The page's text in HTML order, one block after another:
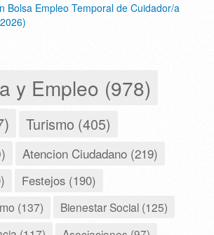
Bolsa Empleo Temporal de Cuidador/a
y Empleo (978)
Turismo (405)
Atencion Ciudadano (219)
Festejos (190)
(137)
Bienestar Social (125)